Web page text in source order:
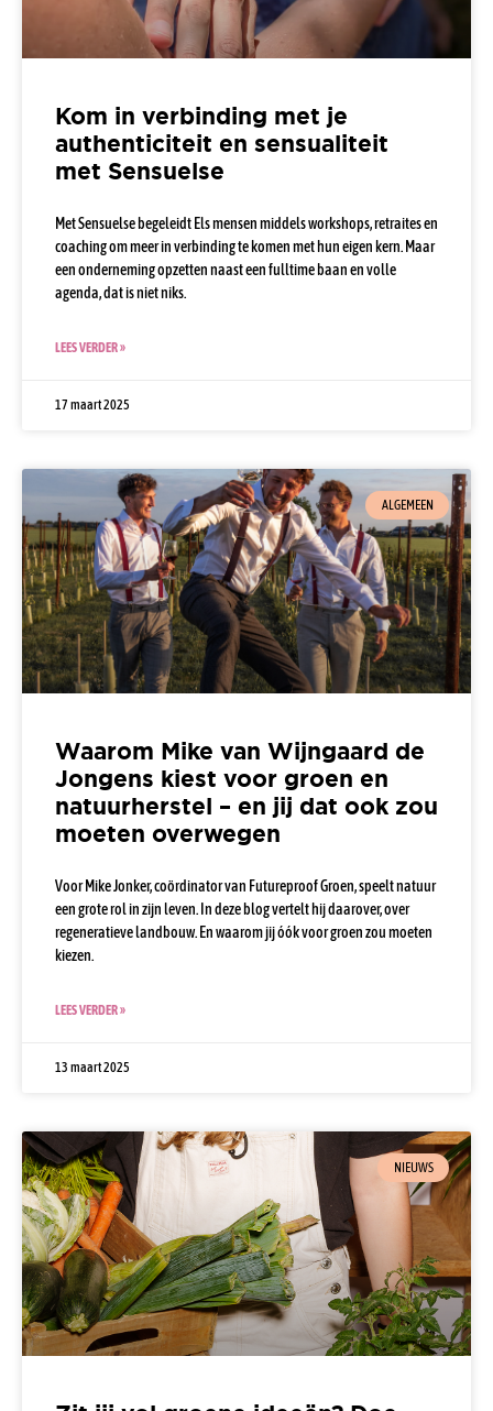
Kom in verbinding met je
authenticiteit en sensualiteit
met Sensuelse
Met Sensuelse begeleidt Els mensen middels workshops, retraites en
coaching om meer in verbinding te komen met hun eigen kern. Maar
een onderneming opzetten naast een fulltime baan en volle
agenda, dat is niet niks.
LEES VERDER »
17 maart 2025
ALGEMEEN
Waarom Mike van Wijngaard de
Jongens kiest voor groen en
natuurherstel – en jij dat ook zou
moeten overwegen
Voor Mike Jonker, coördinator van Futureproof Groen, speelt natuur
een grote rol in zijn leven. In deze blog vertelt hij daarover, over
regeneratieve landbouw. En waarom jij óók voor groen zou moeten
kiezen.
LEES VERDER »
13 maart 2025
NIEUWS